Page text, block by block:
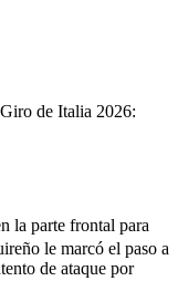
de Italia 2026:
la parte frontal para
le marcó el paso a
de ataque por